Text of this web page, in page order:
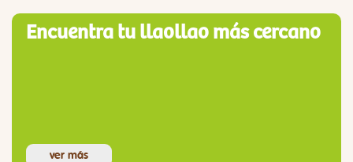
Encuentra tu llaollao más cercano
ver más